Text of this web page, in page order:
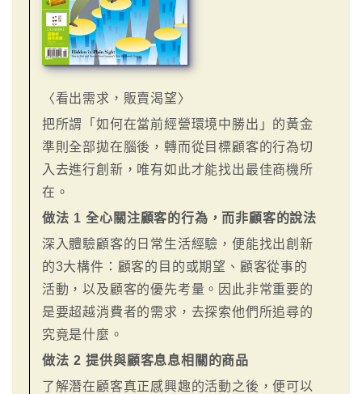
〈看出需求，販賣渴望〉
把所謂「如何在當前經營環境中勝出」的黃金
準則全部拋在腦後，轉而從目標顧客的行為切
入去進行創新，唯有如此才能找出最佳商機所
在。
做法 1 全心關注顧客的行為，而非顧客的說法
深入體驗顧客的日常生活經驗，便能找出創新
的3大構件：顧客的目的或期望、顧客從事的
活動，以及顧客的優先考量。因此非常重要的
是要超越消費者的需求，去探索他們所追尋的
究竟是什麼。
做法 2 提供與顧客息息相關的商品
了解潛在顧客真正感興趣的活動之後，便可以